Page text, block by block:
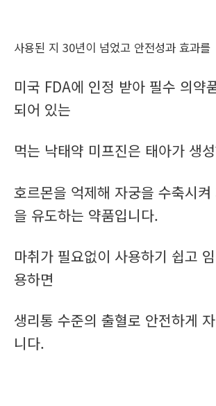
사용된 지 30년이 넘었고 안전성과 효과를
미국 FDA에 인정 받아 필수 의약
되어 있는
먹는 낙태약 미프진은 태아가 생
호르몬을 억제해 자궁을 수축시
을 유도하는 약품입니다.
마취가 필요없이 사용하기 쉽고
용하면
생리통 수준의 출혈로 안전하게
니다.